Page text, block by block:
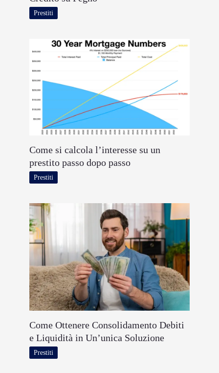
Prestiti
Come si calcola l’interesse su un
prestito passo dopo passo
Prestiti
Come Ottenere Consolidamento Debiti
e Liquidità in Un’unica Soluzione
Prestiti